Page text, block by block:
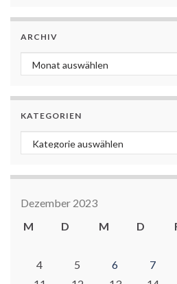
ARCHIV
Archiv
KATEGORIEN
Kategorien
Dezember 2023
M
D M D
4
5 6 7